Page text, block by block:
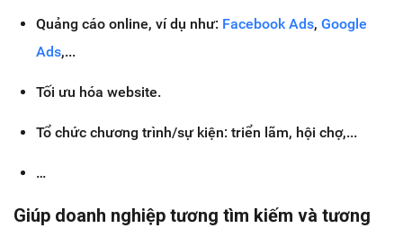
Quảng cáo online, ví dụ như: Facebook Ads, Google
Ads,...
Tối ưu hóa website.
Tổ chức chương trình/sự kiện: triển lãm, hội chợ,...
…
Giúp doanh nghiệp tương tìm kiếm và tương